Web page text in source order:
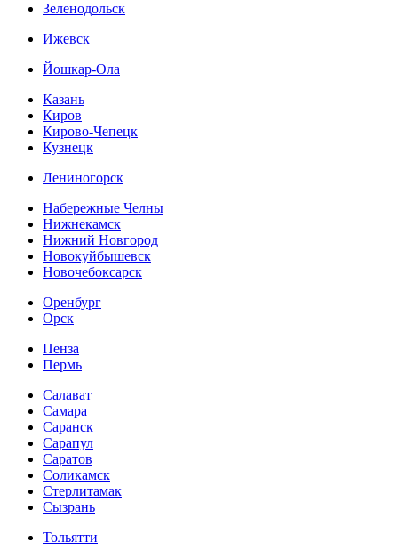
Зеленодольск
Ижевск
Йошкар-Ола
Казань
Киров
Кирово-Чепецк
Кузнецк
Лениногорск
Набережные Челны
Нижнекамск
Нижний Новгород
Новокуйбышевск
Новочебоксарск
Оренбург
Орск
Пенза
Пермь
Салават
Самара
Саранск
Сарапул
Саратов
Соликамск
Стерлитамак
Сызрань
Тольятти